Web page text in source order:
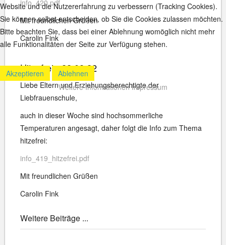
info_420.pdf
Mit freundlichen Grüßen
Carolin Fink
Hitzefrei - 22.08.22
Liebe Eltern und Erziehungsberechtigte der
Liebfrauenschule,
auch in dieser Woche sind hochsommerliche
Temperaturen angesagt, daher folgt die Info zum Thema
hitzefrei:
info_419_hitzefrei.pdf
Mit freundlichen Grüßen
Carolin Fink
Weitere Beiträge ...
Website und die Nutzererfahrung zu verbessern (Tracking Cookies).
Sie können selbst entscheiden, ob Sie die Cookies zulassen möchten.
Bitte beachten Sie, dass bei einer Ablehnung womöglich nicht mehr
alle Funktionalitäten der Seite zur Verfügung stehen.
Akzeptieren
Ablehnen
Weitere Informationen Impressum